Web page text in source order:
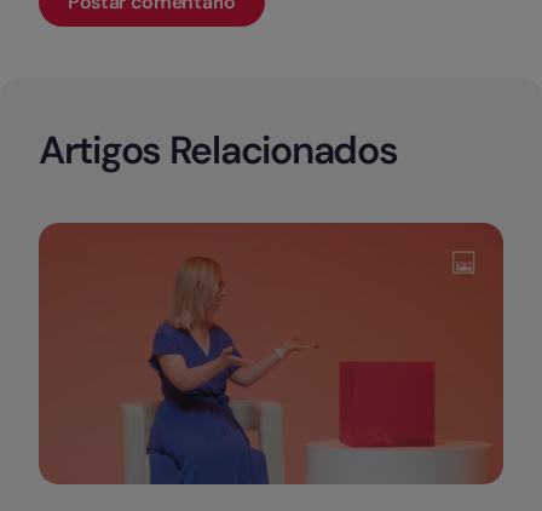
Artigos Relacionados